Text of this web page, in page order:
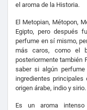
el aroma de la Historia.
El Metopian, Métopon,
Egipto, pero después
perfume en sí mismo,
más caros, como el
posteriormente también
saber si algún
ingredientes
origen árabe, indio y sirio.
Es un aroma